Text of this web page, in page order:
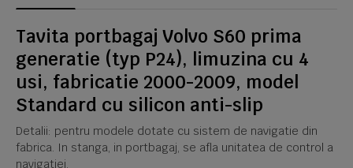
Tavita portbagaj Volvo S60 prima
generatie (typ P24), limuzina cu 4
usi, fabricatie 2000-2009, model
Standard cu silicon anti-slip
Detalii: pentru modele dotate cu sistem de navigatie din
fabrica. In stanga, in portbagaj, se afla unitatea de control a
navigatiei.